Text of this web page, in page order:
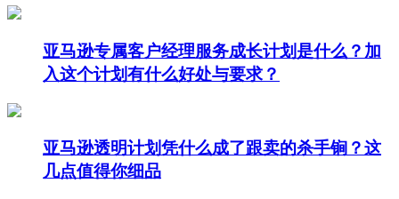
亚马逊专属客户经理服务成长计划是什么？加
入这个计划有什么好处与要求？
亚马逊透明计划凭什么成了跟卖的杀手锏？这
几点值得你细品